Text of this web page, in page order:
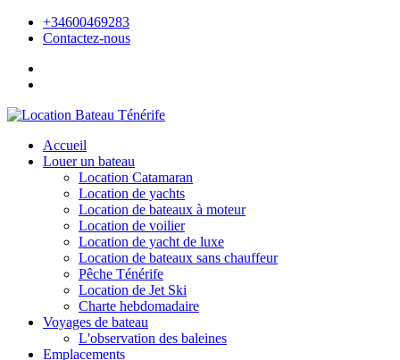
+34600469283
Contactez-nous
Accueil
Louer un bateau
Location Catamaran
Location de yachts
Location de bateaux à moteur
Location de voilier
Location de yacht de luxe
Location de bateaux sans chauffeur
Pêche Ténérife
Location de Jet Ski
Charte hebdomadaire
Voyages de bateau
L'observation des baleines
Emplacements